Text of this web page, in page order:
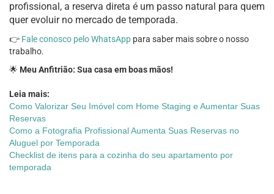
profissional, a reserva direta é um passo natural para quem
quer evoluir no mercado de temporada.
👉 Fale conosco pelo WhatsApp para saber mais sobre o nosso
trabalho.
🌟 Meu Anfitrião: Sua casa em boas mãos!
Leia mais:
Como Valorizar Seu Imóvel com Home Staging e Aumentar Suas
Reservas
Como a Fotografia Profissional Aumenta Suas Reservas no
Aluguel por Temporada
Checklist de itens para a cozinha do seu apartamento por
temporada